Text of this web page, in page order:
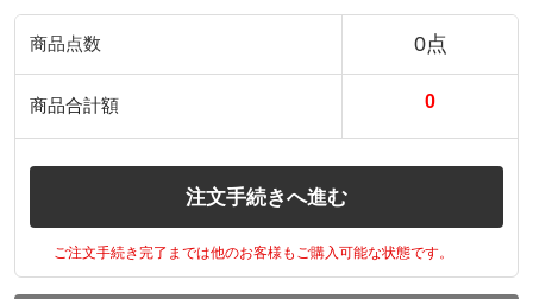
商品点数 0点
商品合計額 0
注文手続きへ進む
ご注文手続き完了までは他のお客様もご購入可能な状態です。